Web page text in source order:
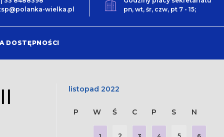
wielka.pl
pn, wt, śr, czw, pt 7 - 15;
DOSTĘPNOŚCI
listopad 2022
P W Ś C P S N